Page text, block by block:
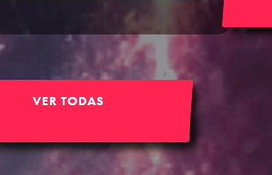
VER TODAS